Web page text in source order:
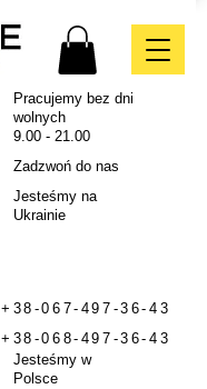
Pracujemy bez dni
wolnych
9.00 - 21.00
Zadzwoń do nas
Jesteśmy na
Ukrainie
+38-067-497-36-43
+38-068-497-36-43
Jesteśmy w
Polsce